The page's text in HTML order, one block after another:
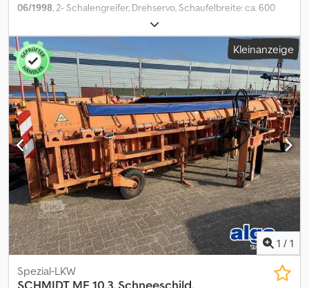
06/1998 , 2- Schalengreifer, Drehservo, Schaufelbreite: ca. 600
mm, Inhalt 300 Liter, Gewicht 280 kg PA1496 Dkodpswkcg Iofx
Aifer
Kleinanzeige
1 / 1
Spezial-LKW